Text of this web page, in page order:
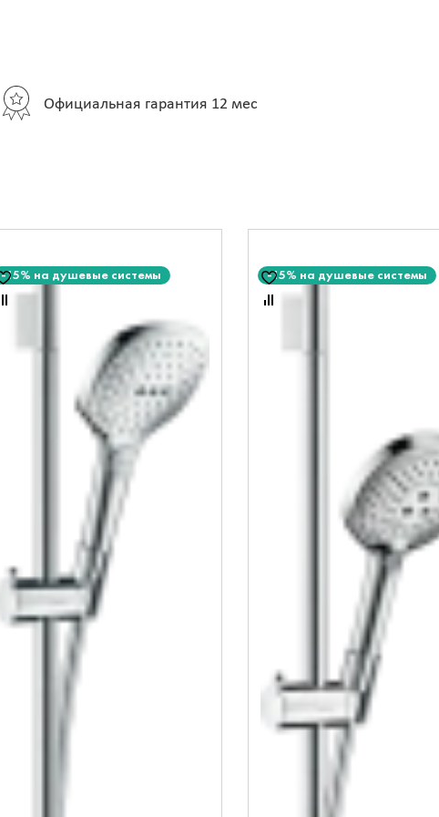
Официальная гарантия 12 мес
-15% на душевые системы -15% на душевые системы